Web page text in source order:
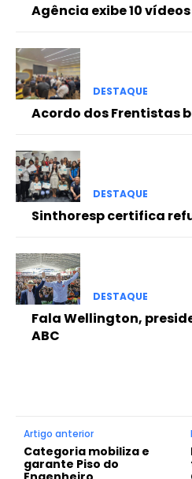
Agência exibe 10
DESTAQUE
Acordo dos Frentistas
DESTAQUE
Sinthoresp certifica
DESTAQUE
Fala Wellington,
ABC
Artigo anterior
Categoria mobiliza e
garante Piso do